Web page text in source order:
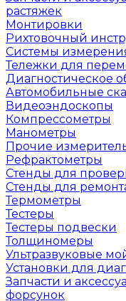
растяжек
Монтировки
Рихтовочный
Системы
Тележки для
Диагностическое
Автомобильные
Видеоэндоскопы
Компрессометры
Манометры
Прочие
Рефрактометры
Стенды для
Стенды для
Термометры
Тестеры
Тестеры подвески
Толщиномеры
Ультразвуковые
Установки для
Запчасти и
форсунок